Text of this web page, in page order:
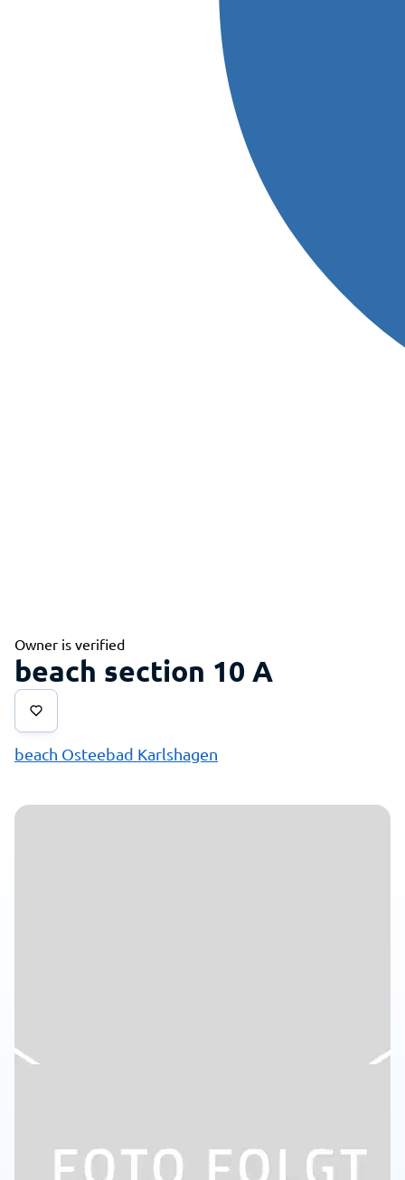
Owner is verified
beach section 10 A
beach Osteebad Karlshagen